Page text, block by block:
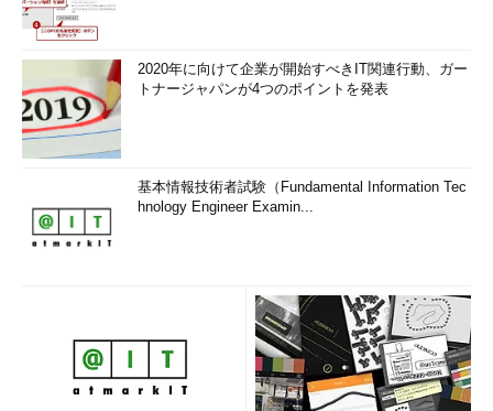
2020年に向けて企業が開始すべきIT関連行動、ガー
トナージャパンが4つのポイントを発表
基本情報技術者試験（Fundamental Information Tec
hnology Engineer Examin...